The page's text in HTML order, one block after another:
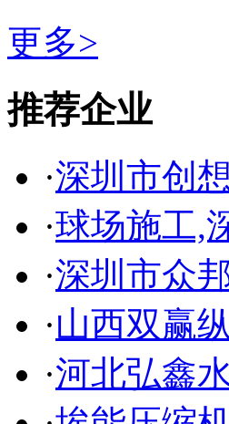
更多>
推荐企业
·深圳市创
·球场施工,
·深圳市众
·山西双赢
·河北弘鑫